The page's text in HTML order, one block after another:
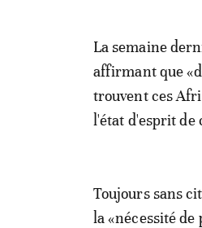
La semaine
affirmant que
trouvent ces
l'état d'esprit de
Toujours sans
la «nécessité